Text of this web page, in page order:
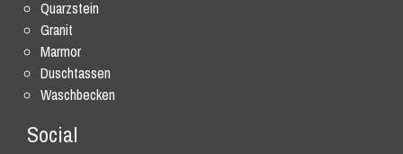
Quarzstein
Granit
Marmor
Duschtassen
Waschbecken
Social